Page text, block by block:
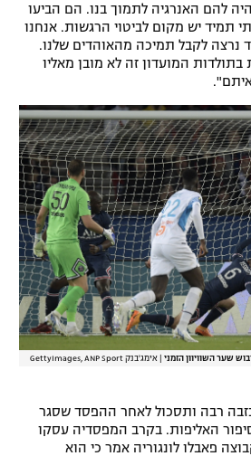
להם האנרגיה לתמוך בנו. הם הביעו
תמיד יש מקום לביטוי הרגשות. אנחנו
נרצה לקבל תמיכה מהאוהדים שלנו.
המועדון זה לא מובן מאליו
איתם".
שער השוויוון הזמני אימג'בנק GettyImages, ANP Sport
רבה ותסכול לאחר ההפסד שסגר
האליפות. בקרב המפסדיה עסקו
פאבלו לונגוריה אמר כי הוא